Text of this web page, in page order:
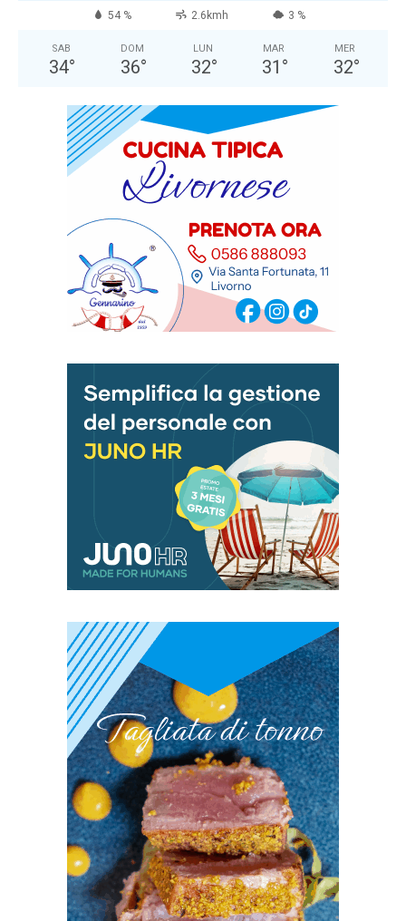
54 % 2.6kmh 3 %
SAB
34°
DOM
36°
LUN
32°
MAR
31 °
MER
32°